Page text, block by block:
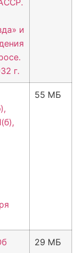
и
г.
55 МБ
29 МБ